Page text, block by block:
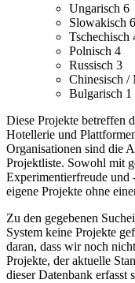
Ungarisch 6
Slowakisch 6
Tschechisch
Polnisch 4
Russisch 3
Chinesisch /
Bulgarisch 1
Diese Projekte betreffen
Hotellerie und
Organisationen sind die
Projektliste. Sowohl mit
Experimentierfreude und
eigene Projekte ohne
Zu den gegebenen
System keine Projekte
daran, dass wir noch
Projekte, der aktuelle
dieser Datenbank erfasst